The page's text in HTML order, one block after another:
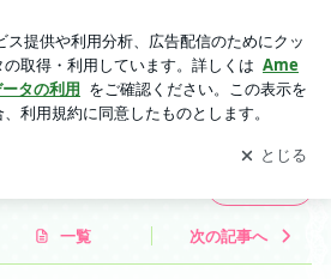
て ブログの更新通知
を受け取りまし
開く
一覧 次の記事へ